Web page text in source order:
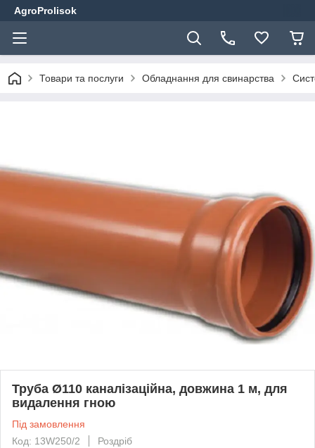
AgroProlisok
Товари та послуги Обладнання для свинарства
Труба Ø110 каналізаційна, довжина 1 м, для
видалення гною
Під замовлення
Код: 13W250/2
Роздріб